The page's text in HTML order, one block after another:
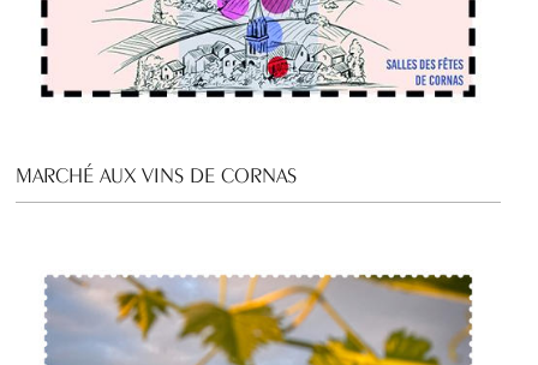
MARCHÉ AUX VINS DE CORNAS